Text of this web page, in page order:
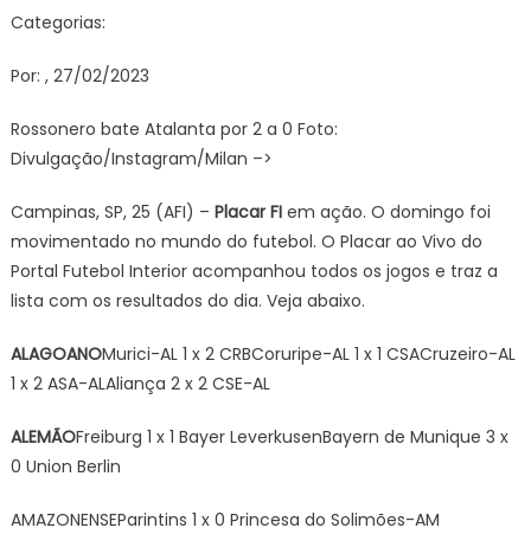
Categorias:
Por: , 27/02/2023
Rossonero bate Atalanta por 2 a 0 Foto:
Divulgação/Instagram/Milan –>
Campinas, SP, 25 (AFI) – Placar FIem ação. O domingo foi
movimentado no mundo do futebol. O Placar ao Vivo do
Portal Futebol Interior acompanhou todos os jogos e traz a
lista com os resultados do dia. Veja abaixo.
ALAGOANOMurici-AL 1 x 2 CRBCoruripe-AL 1 x 1 CSACruzeiro-AL
1 x 2 ASA-ALAliança 2 x 2 CSE-AL
ALEMÃOFreiburg 1 x 1 Bayer LeverkusenBayern de Munique 3 x
0 Union Berlin
AMAZONENSEParintins 1 x 0 Princesa do Solimões-AM